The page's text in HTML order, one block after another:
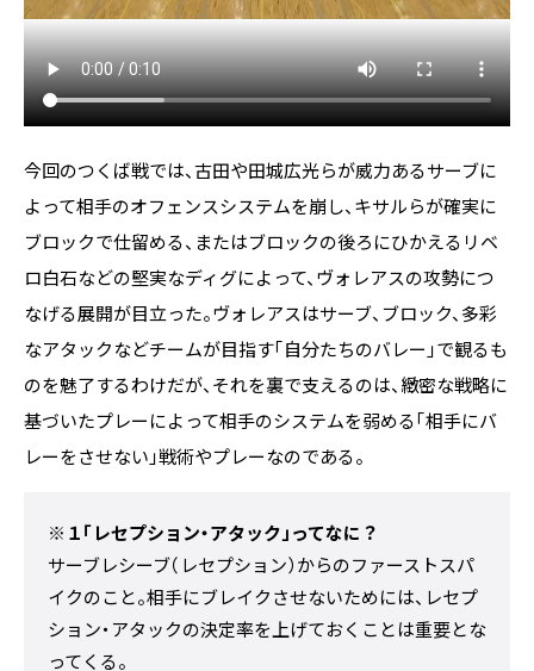
今回のつくば戦では、古田や田城広光らが威力あるサーブに
よって相手のオフェンスシステムを崩し、キサルらが確実に
ブロックで仕留める、またはブロックの後ろにひかえるリベ
ロ白石などの堅実なディグによって、ヴォレアスの攻勢につ
なげる展開が目立った。ヴォレアスはサーブ、ブロック、多彩
なアタックなどチームが目指す「自分たちのバレー」で観るも
のを魅了するわけだが、それを裏で支えるのは、緻密な戦略に
基づいたプレーによって相手のシステムを弱める「相手にバ
レーをさせない」戦術やプレーなのである。
※１「レセプション・アタック」ってなに？
サーブレシーブ（レセプション）からのファーストスパ
イクのこと。相手にブレイクさせないためには、レセプ
ション・アタックの決定率を上げておくことは重要とな
ってくる。